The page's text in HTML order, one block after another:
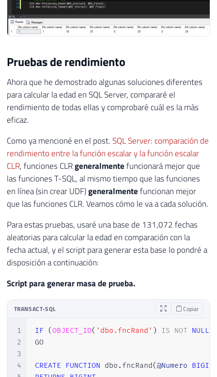
Pruebas de rendimiento
Ahora que he demostrado algunas soluciones diferentes
para calcular la edad en SQL Server, compararé el
rendimiento de todas ellas y comprobaré cuál es la más
eficaz.
Como ya mencioné en el post.SQL Server: comparación de
rendimiento entre la función escalar y la función escalar
CLR, funciones CLRgeneralmentefuncionará mejor que
las funciones T-SQL, al mismo tiempo que las funciones
en línea (sin crear UDF)generalmentefuncionan mejor
que las funciones CLR. Veamos cómo le va a cada solución.
Para estas pruebas, usaré una base de 131,072 fechas
aleatorias para calcular la edad en comparación con la
fecha actual, y el script para generar esta base lo pondré a
disposición a continuación:
Script para generar masa de prueba.
TRANSACT-SQL Copiar
1
2
3
4
IF (OBJECT_ID( 'dbo.fncRand' ) IS NOT NULL
GO
CREATE FUNCTION dbo . fncRand(@Numero